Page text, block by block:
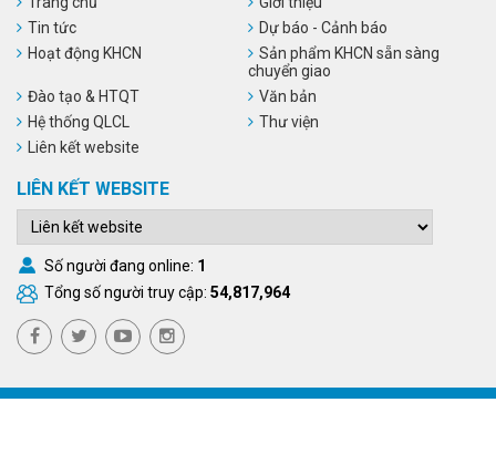
Tin tức
Dự báo - Cảnh báo
Hoạt động KHCN
Sản phẩm KHCN sẵn sàng
chuyển giao
Đào tạo & HTQT
Văn bản
Hệ thống QLCL
Thư viện
Liên kết website
LIÊN KẾT WEBSITE
Số người đang online: 1
Tổng số người truy cập: 54,817,964